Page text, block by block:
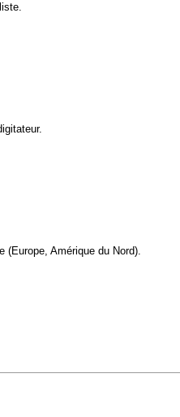
Amérique du Nord).